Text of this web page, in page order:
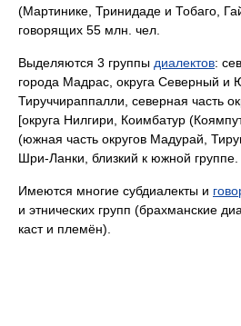
(Мартинике, Тринидаде и Тобаго,
говорящих 55 млн. чел.
Выделяются 3 группы диалектов:
города Мадрас, округа Северный и
Тируччираппалли, северная часть
[округа Нилгири, Коимбатур
(южная часть округов Мадурай,
Шри-Ланки, близкий к южной группе.
Имеются многие субдиалекты и
и этнических групп (брахманские
каст и племён).